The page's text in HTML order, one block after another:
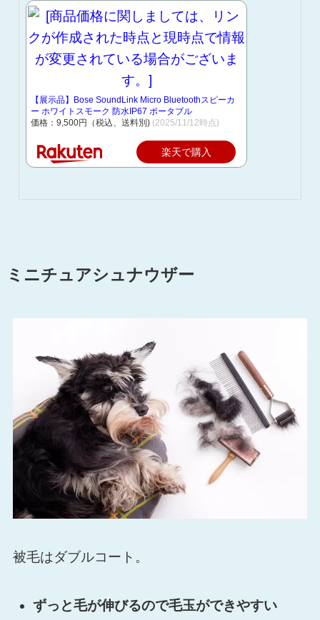
【展示品】Bose SoundLink Micro Bluetoothスピーカ
ー ホワイトスモーク 防水IP67 ポータブル
価格：9,500円（税込、送料別) (2025/11/12時点)
楽天で購入
ミニチュアシュナウザー
被毛はダブルコート。
ずっと毛が伸びるので毛玉ができやすい